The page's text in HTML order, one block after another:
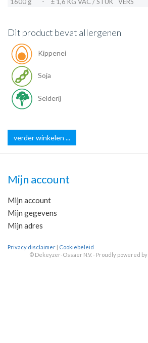
Dit product bevat allergenen
Kippenei
Soja
Selderij
verder winkelen ...
Mijn account
Mijn account
Mijn gegevens
Mijn adres
Privacy disclaimer | Cookiebeleid
© Dekeyzer-Ossaer N.V. - Proudly powered by